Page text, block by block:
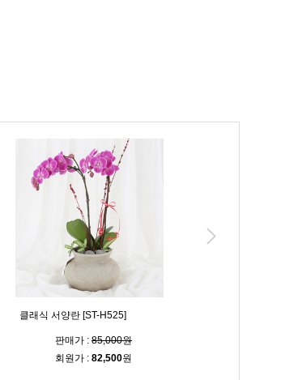
클래식 서양란 [ST-H525]
판매가 : 85,000원
회원가 : 82,500원